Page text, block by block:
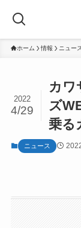
ホーム 情報 ニュース
カワ
ズ
乗る
2022
4/29
ニュース